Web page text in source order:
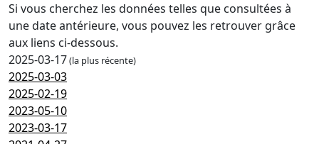
Si vous cherchez les données telles que consultées à
une date antérieure, vous pouvez les retrouver grâce
aux liens ci-dessous.
2025-03-17(la plus récente)
2025-03-03
2025-02-19
2023-05-10
2023-03-17